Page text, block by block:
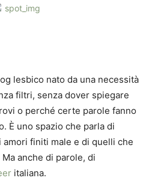
lesbico nato da una necessità
filtri, senza dover spiegare
o perché certe parole fanno
È uno spazio che parla di
finiti male e di quelli che
anche di parole, di
italiana.